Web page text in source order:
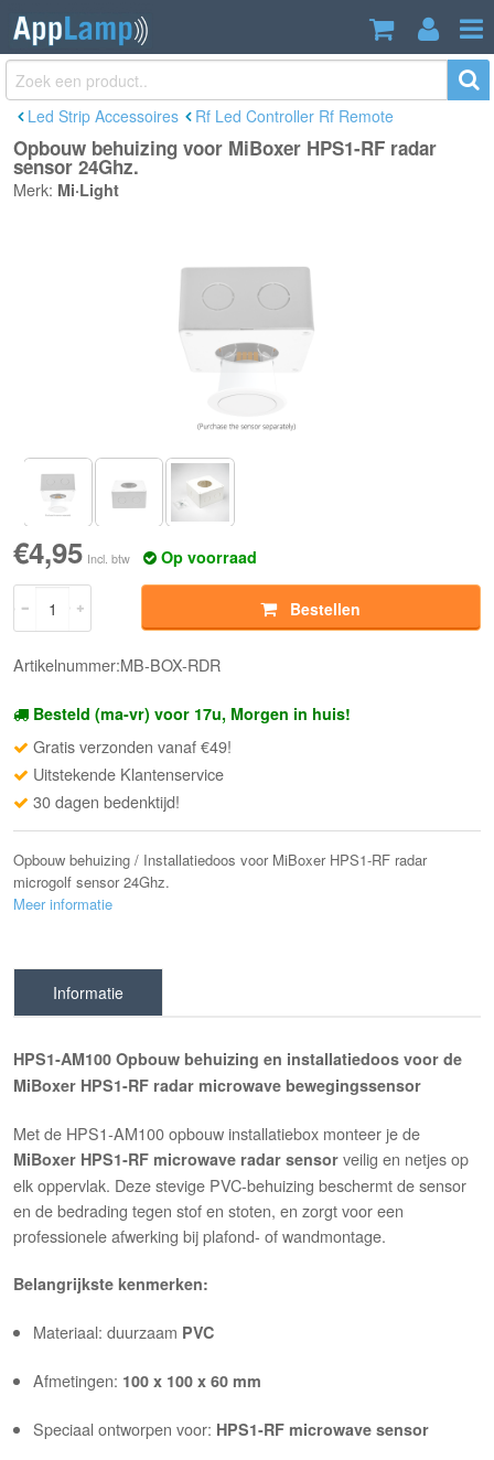
Opbouw behuizing voor MiBoxer HPS1-
RF radar sensor 24Ghz.
€4,95
Led Strip Accessoires Rf Led Controller Rf Remote
Opbouw behuizing voor MiBoxer HPS1-RF radar
sensor 24Ghz.
Merk: Mi·Light
€4,95 Incl. btw Op voorraad
Bestellen
Artikelnummer:MB-BOX-RDR
Besteld (ma-vr) voor 17u, Morgen in huis!
Gratis verzonden vanaf €49!
Uitstekende Klantenservice
30 dagen bedenktijd!
Opbouw behuizing / Installatiedoos voor MiBoxer HPS1-RF radar
microgolf sensor 24Ghz.
Meer informatie
Informatie
HPS1‑AM100 Opbouw behuizing en installatiedoos voor de
MiBoxer HPS1-RF radar microwave bewegingssensor
Met de HPS1‑AM100 opbouw installatiebox monteer je de
MiBoxer HPS1‑RF microwave radar sensor veilig en netjes op
elk oppervlak. Deze stevige PVC-behuizing beschermt de sensor
en de bedrading tegen stof en stoten, en zorgt voor een
professionele afwerking bij plafond- of wandmontage.
Belangrijkste kenmerken:
Materiaal: duurzaam PVC
Afmetingen: 100 x 100 x 60 mm
Speciaal ontworpen voor: HPS1-RF microwave sensor